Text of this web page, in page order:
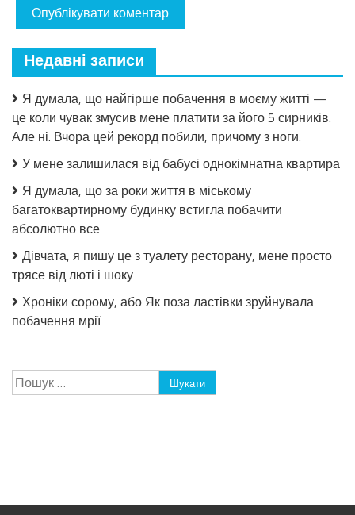
Недавні записи
Я думала, що найгірше побачення в моєму житті —
це коли чувак змусив мене платити за його 5 сирників.
Але ні. Вчора цей рекорд побили, причому з ноги.
У мене залишилася від бабусі однокімнатна квартира
Я думала, що за роки життя в міському
багатоквартирному будинку встигла побачити
абсолютно все
Дівчата, я пишу це з туалету ресторану, мене просто
трясе від люті і шоку
Хроніки сорому, або Як поза ластівки зруйнувала
побачення мрії
Пошук: